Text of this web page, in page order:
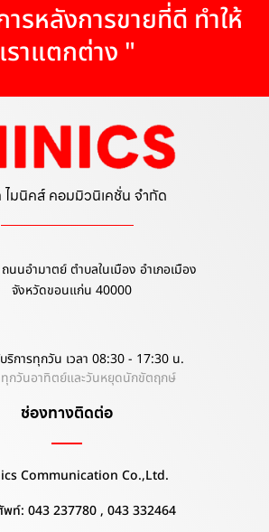
ารหลังการขายที่ดี ทำให้
เราแตกต่าง "
ไมนิคส์ คอมมิวนิเคชั่น จำกัด
นนอำมาตย์ ตำบลในเมือง อำเภอเมือง
จังหวัดขอนแก่น 40000
บริการทุกวัน เวลา 08:30 - 17:30 น.
กวันอาทิตย์และวันหยุดนักขัตฤกษ์
ช่องทางติดต่อ
Communication Co.,Ltd.
พท์: 043 237780 , 043 332464